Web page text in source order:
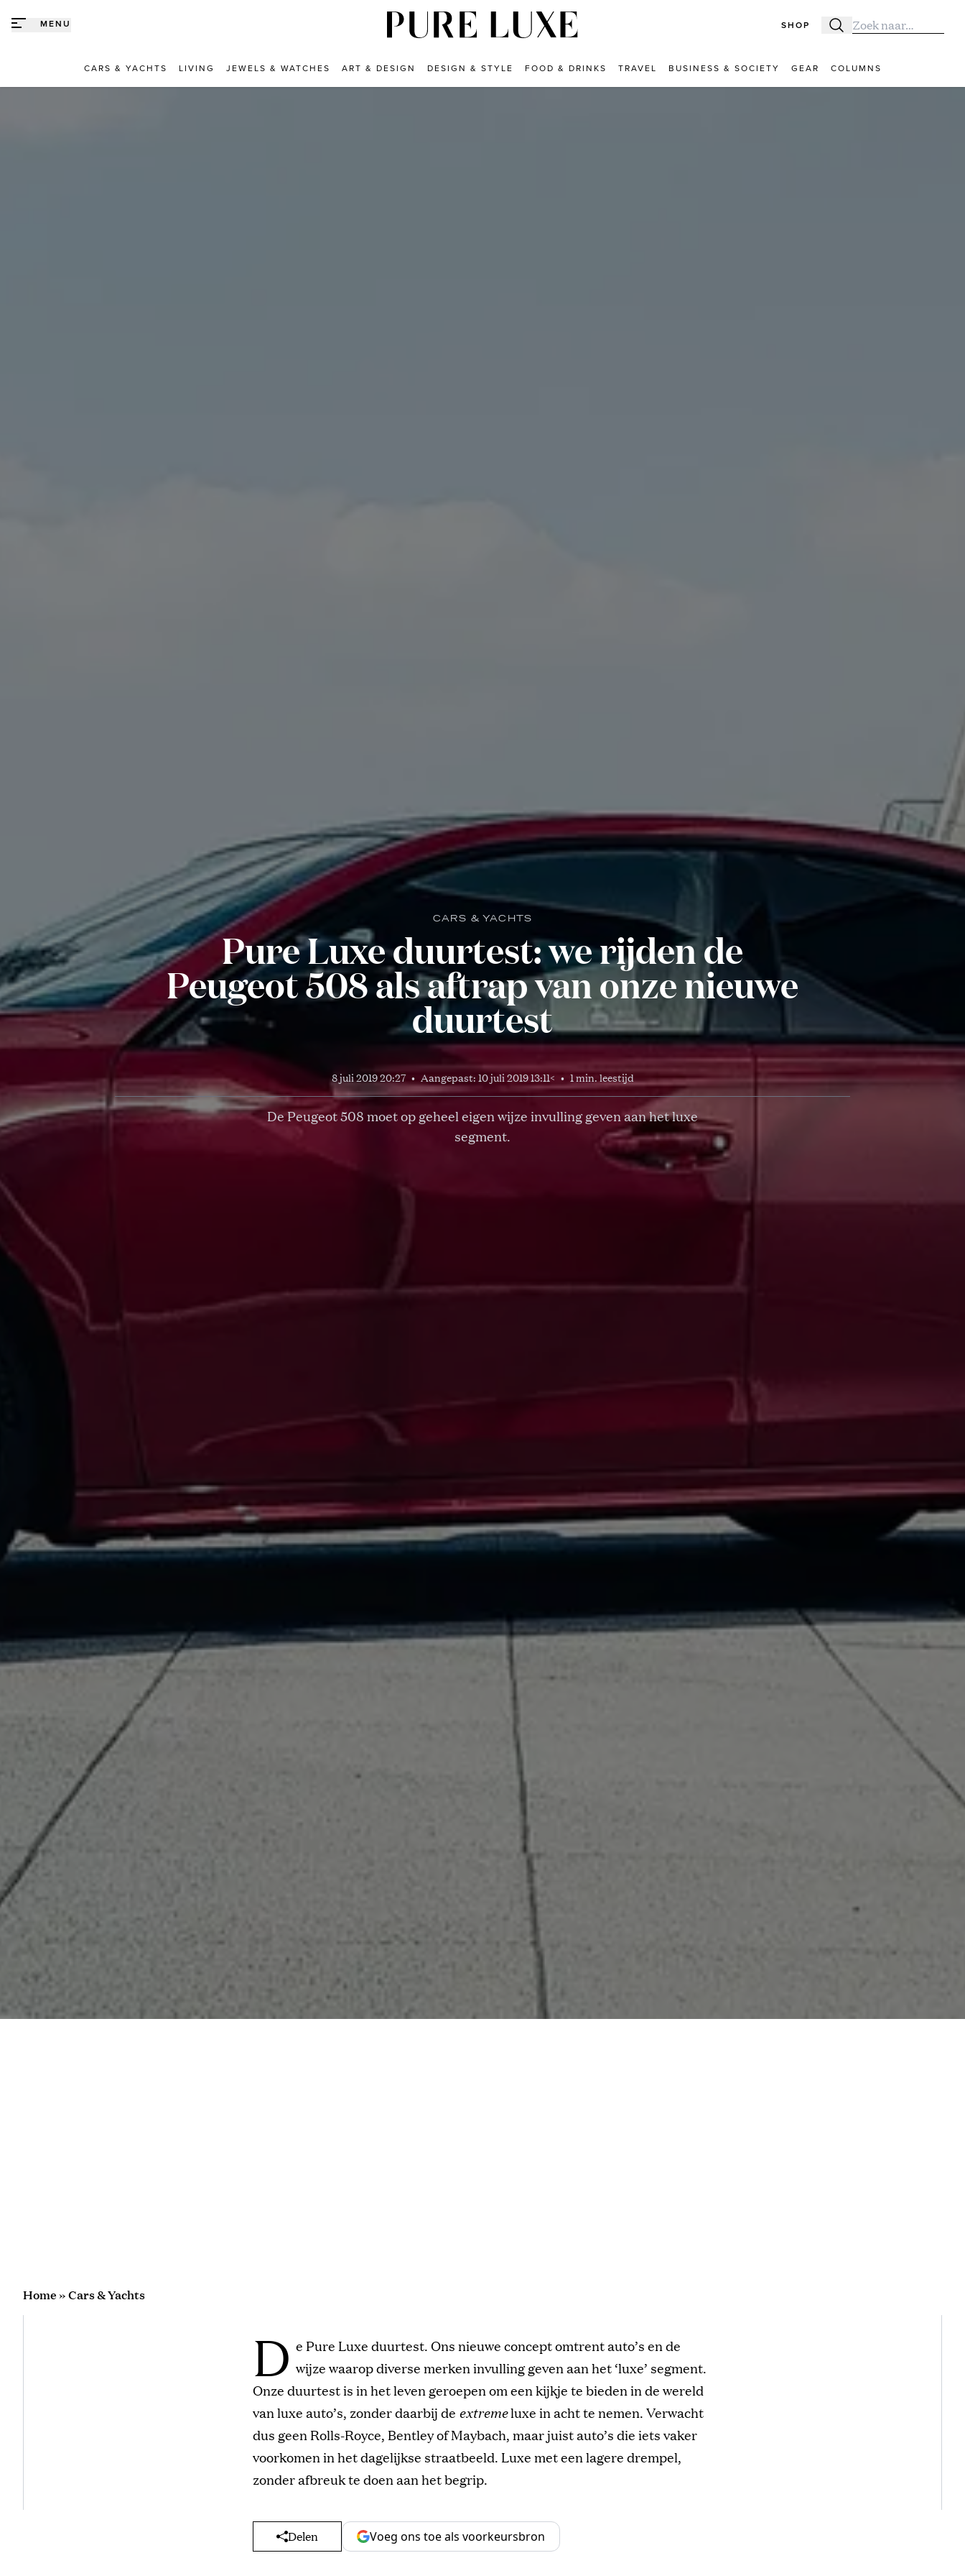
MENU SHOP Zoeken
Zoek naar:
CARS & YACHTS LIVING JEWELS & WATCHES ART & DESIGN DESIGN & STYLE FOOD & DRINKS TRAVEL BUSINESS & SOCIETY GEAR COLUMNS
CARS & YACHTS
Pure Luxe duurtest: we rijden de
Peugeot 508 als aftrap van onze nieuwe
duurtest
8 juli 2019 20:27 • Aangepast: 10 juli 2019 13:11< • 1 min. leestijd
De Peugeot 508 moet op geheel eigen wijze invulling geven aan het luxe
segment.
Home»Cars & Yachts
D e Pure Luxe duurtest. Ons nieuwe concept omtrent auto’s en de
wijze waarop diverse merken invulling geven aan het ‘luxe’ segment.
Onze duurtest is in het leven geroepen om een kijkje te bieden in de wereld
van luxe auto’s, zonder daarbij de extremeluxe in acht te nemen. Verwacht
dus geen Rolls-Royce, Bentley of Maybach, maar juist auto’s die iets vaker
voorkomen in het dagelijkse straatbeeld. Luxe met een lagere drempel,
zonder afbreuk te doen aan het begrip.
Delen Voeg ons toe als voorkeursbron